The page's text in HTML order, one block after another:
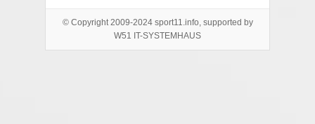
© Copyright 2009-2024 sport11.info, supported by
W51 IT-SYSTEMHAUS